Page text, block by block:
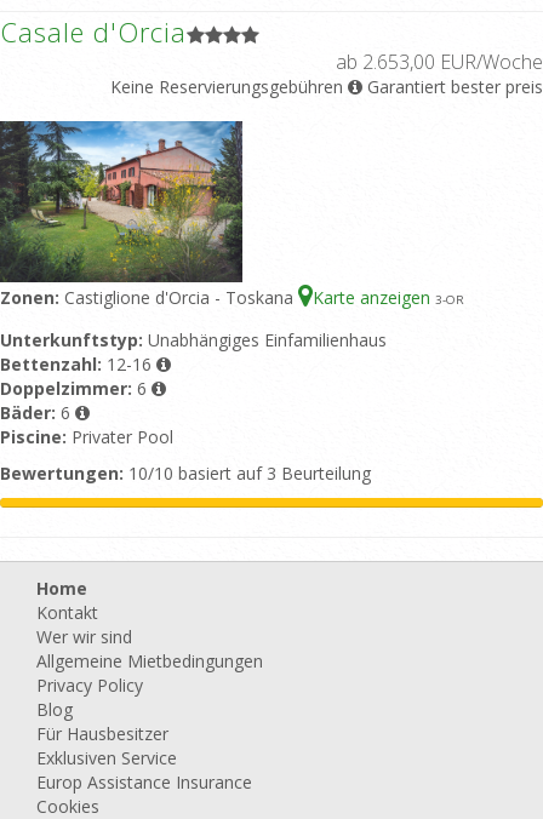
Casale d'Orcia
ab 2.653,00 EUR/Woche
Keine Reservierungsgebühren Garantiert bester preis
Zonen: Castiglione d'Orcia - Toskana Karte anzeigen 3-OR
Unterkunftstyp: Unabhängiges Einfamilienhaus
Bettenzahl: 12-16
Doppelzimmer: 6
Bäder: 6
Piscine: Privater Pool
Bewertungen: 10/10 basiert auf 3 Beurteilung
Home
Kontakt
Wer wir sind
Allgemeine Mietbedingungen
Privacy Policy
Blog
Für Hausbesitzer
Exklusiven Service
Europ Assistance Insurance
Cookies